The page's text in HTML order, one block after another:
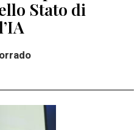
Stato di